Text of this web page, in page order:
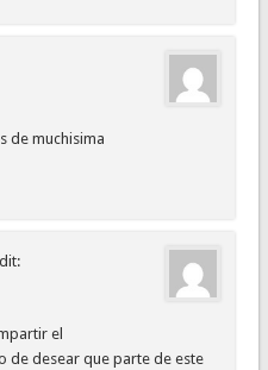
de muchisima
el
de desear que parte de este